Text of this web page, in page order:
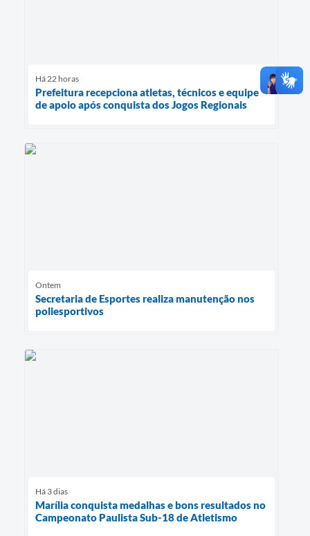
Há 22 horas
Prefeitura recepciona atletas, técnicos e equipe
de apoio após conquista dos Jogos Regionais
Ontem
Secretaria de Esportes realiza manutenção nos
poliesportivos
Há 3 dias
Marília conquista medalhas e bons resultados no
Campeonato Paulista Sub-18 de Atletismo